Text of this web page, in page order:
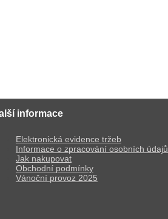
informace
Elektronická evidence tržeb
Informace o zpracování osobních údajů
Jak nakupovat
Obchodní podmínky
Vánoční provoz 2025